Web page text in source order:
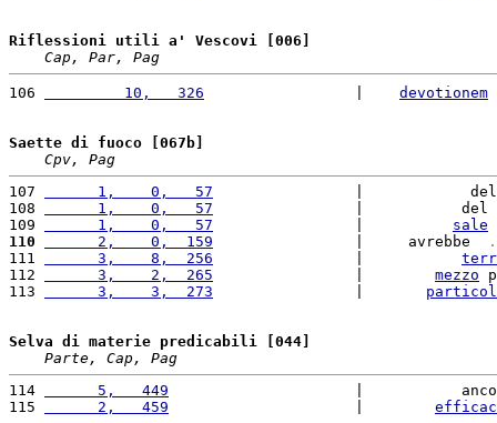
Riflessioni utili a' Vescovi [006]
Cap, Par, Pag
106
         10,   326
devotionem
Saette di fuoco [067b]
Cpv, Pag
107
      1,    0,   57
|
108
      1,    0,   57
                |           del
109
      1,    0,   57
sale
110
      2,    0,  159
                |     avrebbe
111
      3,    8,  256
112
      3,    2,  265
mezzo
113
      3,    3,  273
Selva di materie predicabili [044]
Parte, Cap, Pag
114
      5,   449
|
115
      2,   459